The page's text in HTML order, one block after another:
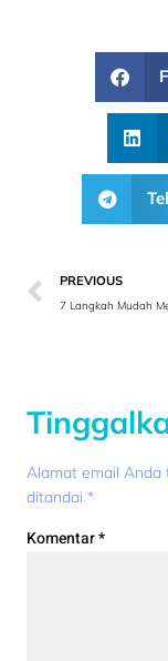
PREVIOUS
Alamat email Anda
ditandai *
Komentar*